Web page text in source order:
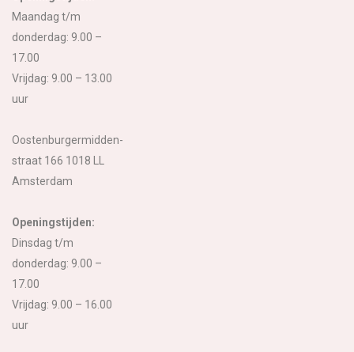
Maandag t/m
donderdag: 9.00 –
17.00
Vrijdag: 9.00 – 13.00
uur
Oostenburgermidden-
straat 166 1018 LL
Amsterdam
Openingstijden:
Dinsdag t/m
donderdag: 9.00 –
17.00
Vrijdag: 9.00 – 16.00
uur